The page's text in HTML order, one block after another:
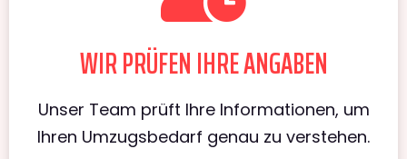
WIR PRÜFEN IHRE ANGABEN
Unser Team prüft Ihre Informationen, um
Ihren Umzugsbedarf genau zu verstehen.